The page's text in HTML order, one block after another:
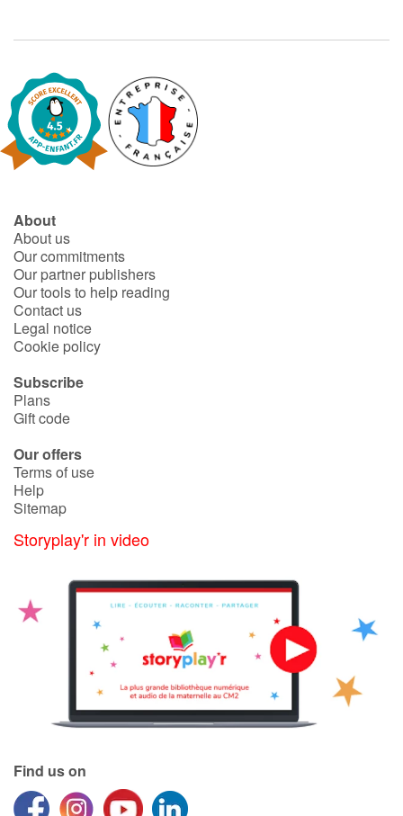
About
About us
Our commitments
Our partner publishers
Our tools to help reading
Contact us
Legal notice
Cookie policy
Subscribe
Plans
Gift code
Our offers
Terms of use
Help
Sitemap
Storyplay'r in video
Find us on